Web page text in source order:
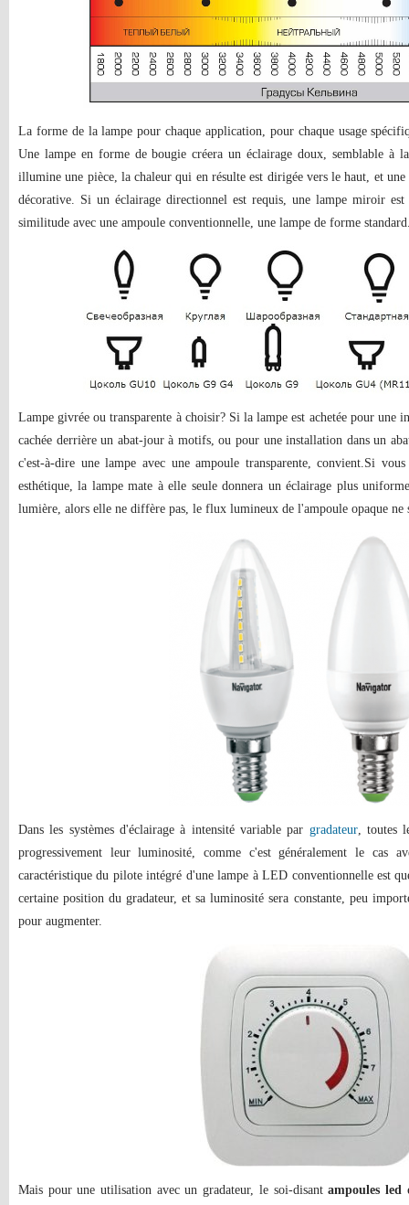
La forme de la lampe pour chaque application, pour chaque usage
Une lampe en forme de bougie créera un éclairage doux, semblable à
illumine une pièce, la chaleur qui en résulte est dirigée vers le haut, et
décorative. Si un éclairage directionnel est requis, une lampe miroir
similitude avec une ampoule conventionnelle, une lampe de forme
Lampe givrée ou transparente à choisir? Si la lampe est achetée pour une
cachée derrière un abat-jour à motifs, ou pour une installation dans un
c'est-à-dire une lampe avec une ampoule transparente, convient.Si
esthétique, la lampe mate à elle seule donnera un éclairage plus
lumière, alors elle ne diffère pas, le flux lumineux de l'ampoule opaque ne
Dans les systèmes d'éclairage à intensité variable par gradateur, toutes
progressivement leur luminosité, comme c'est généralement le cas
caractéristique du pilote intégré d'une lampe à LED conventionnelle est
certaine position du gradateur, et sa luminosité sera constante, peu
pour augmenter.
Mais pour une utilisation avec un gradateur, le soi-disantampoules led